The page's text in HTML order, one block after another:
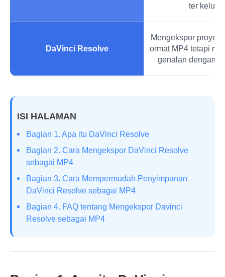
ter
DaVinci Resolve
Mengekspor proyek
ormat MP4 tetapi
genalan dengan
ISI HALAMAN
Bagian 1. Apa itu DaVinci Resolve
Bagian 2. Cara Mengekspor DaVinci Resolve
sebagai MP4
Bagian 3. Cara Mempermudah Penyimpanan
DaVinci Resolve sebagai MP4
Bagian 4. FAQ tentang Mengekspor Davinci
Resolve sebagai MP4